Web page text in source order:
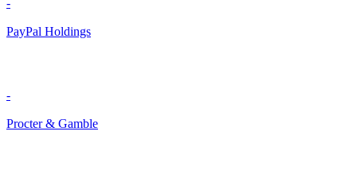
-
PayPal Holdings
-
Procter & Gamble